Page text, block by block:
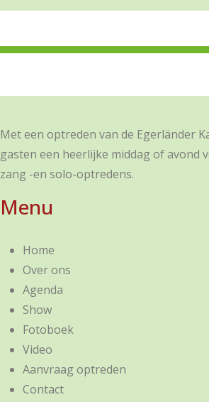
Met een optreden van de Egerländer
gasten een heerlijke middag of avond
zang -en solo-optredens.
Menu
Home
Over ons
Agenda
Show
Fotoboek
Video
Aanvraag optreden
Contact